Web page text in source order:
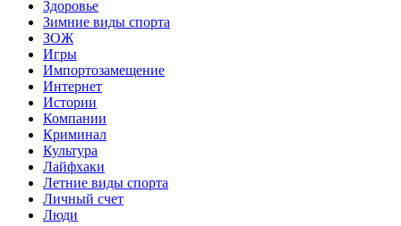
Здоровье
Зимние виды спорта
ЗОЖ
Игры
Импортозамещение
Интернет
Истории
Компании
Криминал
Культура
Лайфхаки
Летние виды спорта
Личный счет
Люди